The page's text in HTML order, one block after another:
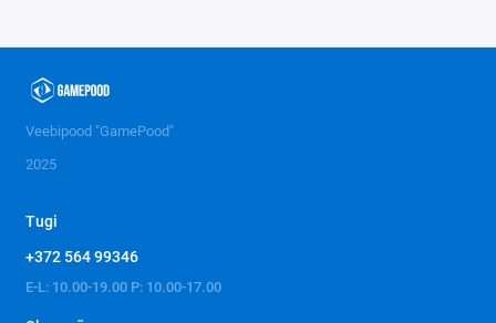
Veebipood "GamePood"
2025
Tugi
+372 564 99346
E-L: 10.00-19.00 P: 10.00-17.00